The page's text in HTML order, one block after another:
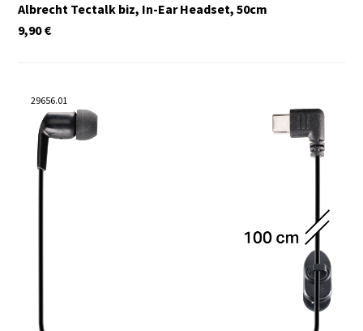
Albrecht Tectalk biz, In-Ear Headset, 50cm
€
9,90
29656.01